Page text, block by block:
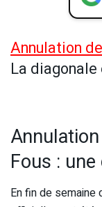
Annulation
La
Fous :
En fin de semaine